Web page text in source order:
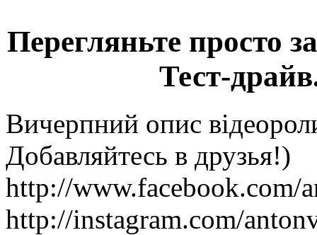
Перегляньте просто
Тест-
Вичерпний опис
Добавляйтесь в друзья!)
http://www.facebook.com/
http://instagram.com/